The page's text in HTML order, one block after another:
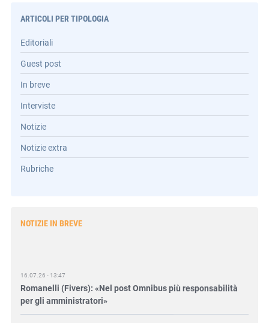
ARTICOLI PER TIPOLOGIA
Editoriali
Guest post
In breve
Interviste
Notizie
Notizie extra
Rubriche
NOTIZIE IN BREVE
Romanelli (Fivers): «Nel post Omnibus più responsabilità
per gli amministratori»